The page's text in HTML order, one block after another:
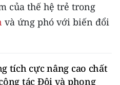
XÃ
của thế hệ trẻ trong
và ứng phó với biến đổi
tích cực nâng cao chất
tác Đội và phong